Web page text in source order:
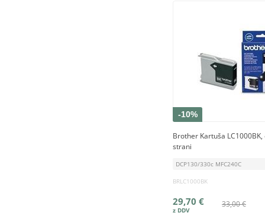
-10%
Brother Kartuša
strani
DCP130/330c MFC240C
BRLC1000BK
33,00 €
29,70 €